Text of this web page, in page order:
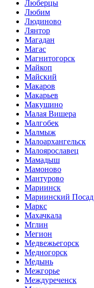
Люберцы
Любим
Людиново
Лянтор
Магадан
Магас
Магнитогорск
Майкоп
Майский
Макаров
Макарьев
Макушино
Малая Вишера
Малгобек
Малмыж
Малоархангельск
Малоярославец
Мамадыш
Мамоново
Мантурово
Мариинск
Мариинский Посад
Маркс
Махачкала
Мглин
Мегион
Медвежьегорск
Медногорск
Медынь
Межгорье
Междуреченск